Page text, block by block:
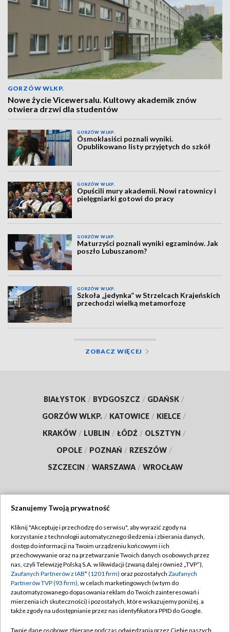
GORZÓW WLKP.
Nowe życie Vicewersalu. Kultowy akademik znów
otwiera drzwi dla studentów
GORZÓW WLKP.
Ósmoklasiści poznali wyniki.
Opublikowano listy przyjętych do szkół
GORZÓW WLKP.
Opuścili mury akademii. Nowi ratownicy i
pielęgniarki gotowi do pracy
GORZÓW WLKP.
Maturzyści poznali wyniki egzaminów. Jak
poszło Lubuszanom?
GORZÓW WLKP.
Szkoła „jedynka” w Strzelcach Krajeńskich
przechodzi wielką metamorfozę
ZOBACZ WIĘCEJ
BIAŁYSTOK / BYDGOSZCZ / GDAŃSK /
GORZÓW WLKP. / KATOWICE / KIELCE /
KRAKÓW / LUBLIN / ŁÓDŹ / OLSZTYN /
OPOLE / POZNAŃ / RZESZÓW /
SZCZECIN / WARSZAWA / WROCŁAW
TVP
Abonament TVP
Emisja w TVP
Centrum informacji TVP
Naziemna Telewizja Cyfrowa
Regulamin TVP
Polityka prywatności
Moje zgody
Pomoc
Szanujemy Twoją prywatność
Kliknij "Akceptuję i przechodzę do serwisu", aby wyrazić zgody na
korzystanie z technologii automatycznego śledzenia i zbierania danych,
dostęp do informacji na Twoim urządzeniu końcowym i ich
przechowywanie oraz na przetwarzanie Twoich danych osobowych przez
nas, czyli Telewizję Polską S.A. w likwidacji (zwaną dalej również „TVP”),
Zaufanych Partnerów z IAB* (1201 firm) oraz pozostałych Zaufanych
Partnerów TVP (93 firm), w celach marketingowych (w tym do
zautomatyzowanego dopasowania reklam do Twoich zainteresowań i
mierzenia ich skuteczności) i pozostałych, które wskazujemy poniżej, a
także zgody na udostępnianie przez nas identyfikatora PPID do Google.
Twoje dane osobowe zbierane podczas odwiedzania przez Ciebie naszych